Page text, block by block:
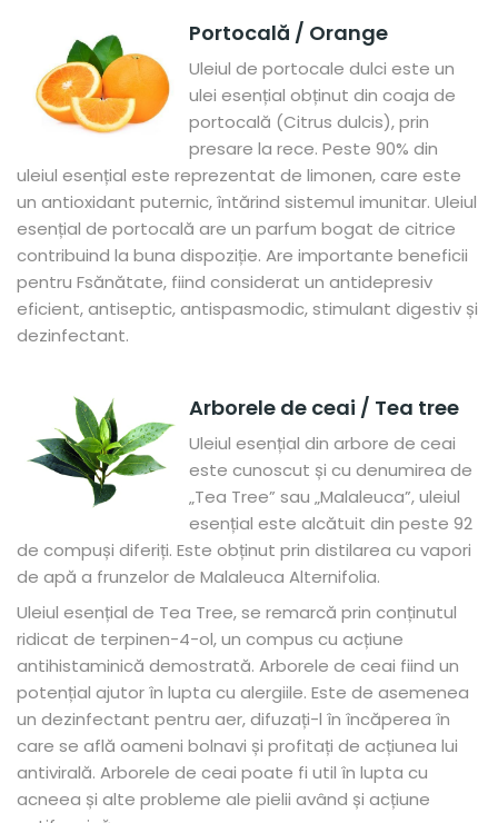
Portocală / Orange
Uleiul de portocale dulci este un
ulei esențial obținut din coaja de
portocală (Citrus dulcis), prin
presare la rece. Peste 90% din
uleiul esențial este reprezentat de limonen, care este
un antioxidant puternic, întărind sistemul imunitar. Uleiul
esențial de portocală are un parfum bogat de citrice
contribuind la buna dispoziție. Are importante beneficii
pentru Fsănătate, fiind considerat un antidepresiv
eficient, antiseptic, antispasmodic, stimulant digestiv și
dezinfectant.
Arborele de ceai / Tea tree
Uleiul esențial din arbore de ceai
este cunoscut și cu denumirea de
„Tea Tree” sau „Malaleuca”, uleiul
esențial este alcătuit din peste 92
de compuși diferiți. Este obținut prin distilarea cu vapori
de apă a frunzelor de Malaleuca Alternifolia.
Uleiul esențial de Tea Tree, se remarcă prin conținutul
ridicat de terpinen-4-ol, un compus cu acțiune
antihistaminică demostrată. Arborele de ceai fiind un
potențial ajutor în lupta cu alergiile. Este de asemenea
un dezinfectant pentru aer, difuzați-l în încăperea în
care se află oameni bolnavi și profitați de acțiunea lui
antivirală. Arborele de ceai poate fi util în lupta cu
acneea și alte probleme ale pielii având și acțiune